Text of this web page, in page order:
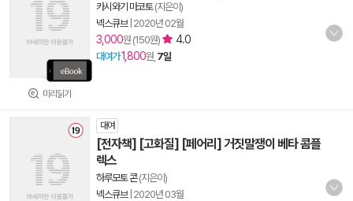
미리읽기
카시와기 마코토(지은이)
넥스큐브| 2020년 02월
3,000원 (150원) 4.0
대여가1,800원, 7일
대여
[전자책] [고화질] [페어리] 거짓말쟁이 베타 콤플
렉스
하루모토 콘(지은이)
넥스큐브| 2020년 03월